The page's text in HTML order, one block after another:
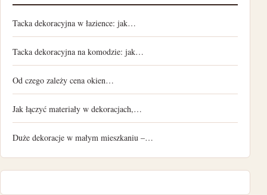
Tacka dekoracyjna w łazience: jak…
Tacka dekoracyjna na komodzie: jak…
Od czego zależy cena okien…
Jak łączyć materiały w dekoracjach,…
Duże dekoracje w małym mieszkaniu –…